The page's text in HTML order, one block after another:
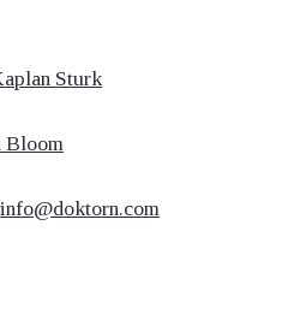
Sturk
Bloom
info@doktorn.com